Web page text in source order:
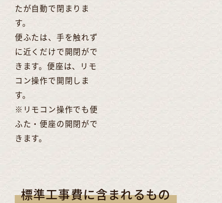
たが自動で閉まりま
す。
便ふたは、手を触れず
に近くだけで開閉がで
きます。便座は、リモ
コン操作で開閉しま
す。
※リモコン操作でも便
ふた・便座の開閉がで
きます。
標準工事費に含まれるもの